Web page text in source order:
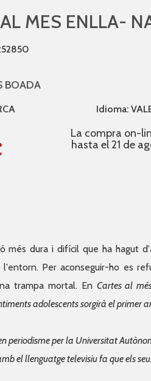
MES ENLLA-
BOADA
Idioma:
La compra on-
hasta el 21 de
més dura i difícil que ha hagut
Per aconseguir-ho es
trampa mortal. En Cartes al
adolescents sorgirà el primer
periodisme per la Universitat
el llenguatge televisiu fa que els